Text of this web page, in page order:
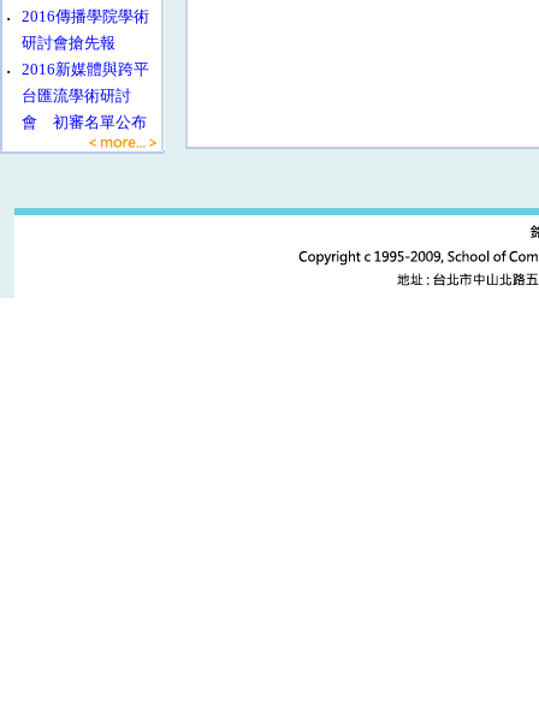
‧
2016傳播學院學術
研討會搶先報
‧
2016新媒體與跨平
台匯流學術研討
會 初審名單公布